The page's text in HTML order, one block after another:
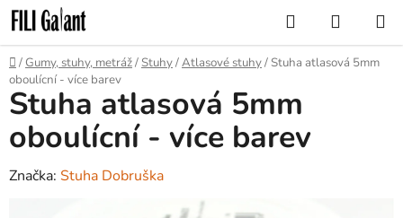
Přejít
na
obsah
Hledat
KOŠÍK
Domů
/ Gumy, stuhy, metráž/Stuhy/Atlasové stuhy/Stuha atlasová 5mm
oboulícní - více barev
Stuha atlasová 5mm
oboulícní - více barev
Značka: Stuha Dobruška